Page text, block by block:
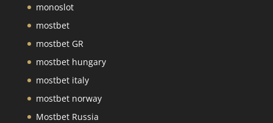
monoslot
mostbet
mostbet GR
mostbet hungary
mostbet italy
mostbet norway
Mostbet Russia